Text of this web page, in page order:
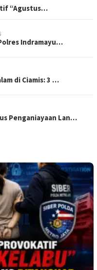
“Agustus…
Indramayu…
di Ciamis: 3 …
Penganiayaan Lan…